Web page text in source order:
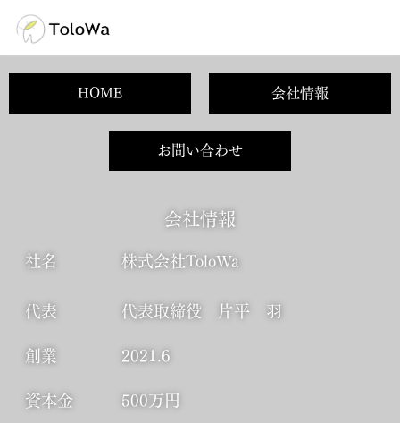
HOME 会社情報
お問い合わせ
会社情報
社名 株式会社ToloWa
代表 代表取締役 片平 羽
創業 2021.6
資本金 500万円